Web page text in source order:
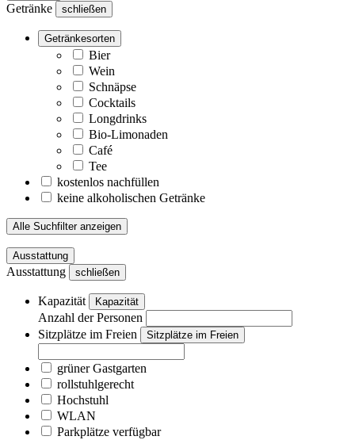
Getränke schließen
Getränkesorten
Bier
Wein
Schnäpse
Cocktails
Longdrinks
Bio-Limonaden
Café
Tee
kostenlos nachfüllen
keine alkoholischen Getränke
Alle Suchfilter anzeigen
Ausstattung
Ausstattung schließen
Kapazität Kapazität
Anzahl der Personen
Sitzplätze im Freien
Sitzplätze im Freien
grüner Gastgarten
rollstuhlgerecht
Hochstuhl
WLAN
Parkplätze verfügbar